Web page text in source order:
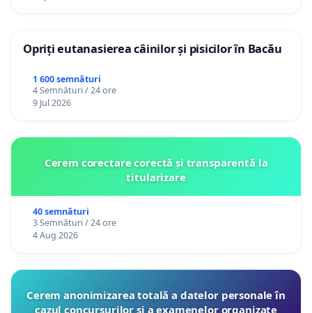
serviciului de apă!
Opriți eutanasierea câinilor și pisicilor în Bacău
1 600 semnături
4 Semnături / 24 ore
9 Jul 2026
Cerem corectare corectă și transparentă la
titularizare
40 semnături
3 Semnături / 24 ore
4 Aug 2026
Cerem anonimizarea totală a datelor personale în
cazul concursurilor şi a examenelor organizate